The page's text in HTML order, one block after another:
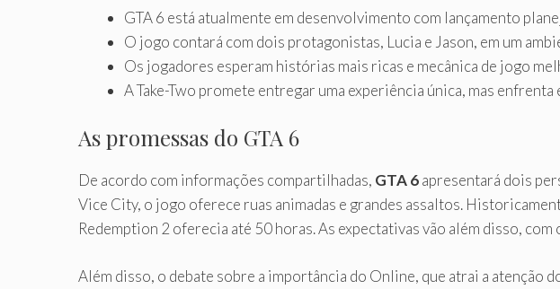
GTA 6 está atualmente em desenvolvimento com lançamento
O jogo contará com dois protagonistas, Lucia e Jason, em um
Os jogadores esperam histórias mais ricas e mecânica de jogo
A Take-Two promete entregar uma experiência única, mas
As promessas do GTA 6
De acordo com informações compartilhadas, GTA 6apresentará dois
Vice City, o jogo oferece ruas animadas e grandes assaltos.
Redemption 2 oferecia até 50 horas. As expectativas vão além disso,
Além disso, o debate sobre a importância do Online, que atrai a atenção